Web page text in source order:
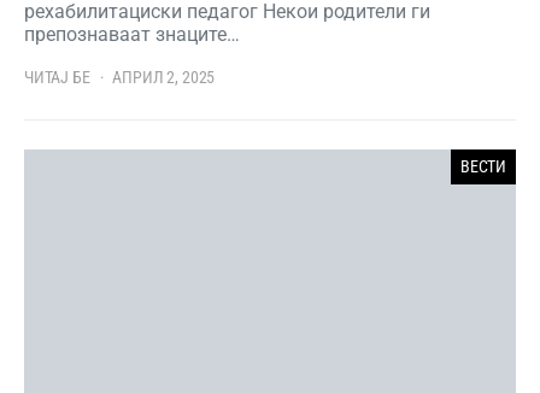
рехабилитациски педагог Некои родители ги
препознаваат знаците…
ЧИТАЈ БЕ АПРИЛ 2, 2025
ВЕСТИ